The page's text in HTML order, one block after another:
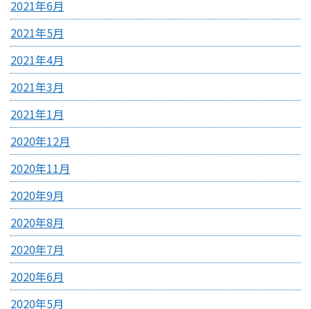
2021年6月
2021年5月
2021年4月
2021年3月
2021年1月
2020年12月
2020年11月
2020年9月
2020年8月
2020年7月
2020年6月
2020年5月